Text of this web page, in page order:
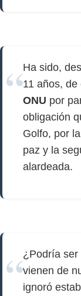
Ha sido,
11 años,
ONU por
obligación
Golfo, por
paz y la
alardeada.
¿Podría ser
vienen de
ignoró